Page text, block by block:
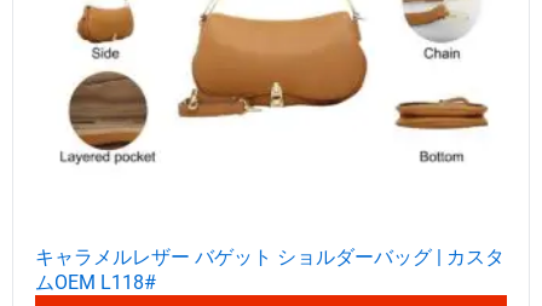
キャラメルレザー バゲット ショルダーバッグ | カスタ
ムOEM L118#